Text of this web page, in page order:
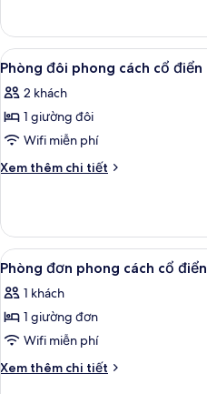
và
sofa
giường
Phòng
Superior,
1
giường
đôi
và
giường
Xem
tất
cả
ảnh
Phòng
đôi
cổ
điển
10
Phòng đôi phong cách cổ điển
2 khách
1 giường đôi
Wifi miễn phí
Xem thêm chi tiết
Chi
Phòng
đôi
phong
cổ
điển
Xem
tất
cả
ảnh
Phòng
đơn
11
Phòng đơn phong cách cổ điển
1 khách
1 giường đơn
Wifi miễn phí
Xem thêm chi tiết
Chi